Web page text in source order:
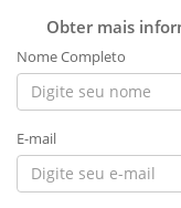
Obter mais
Nome Completo
E-mail